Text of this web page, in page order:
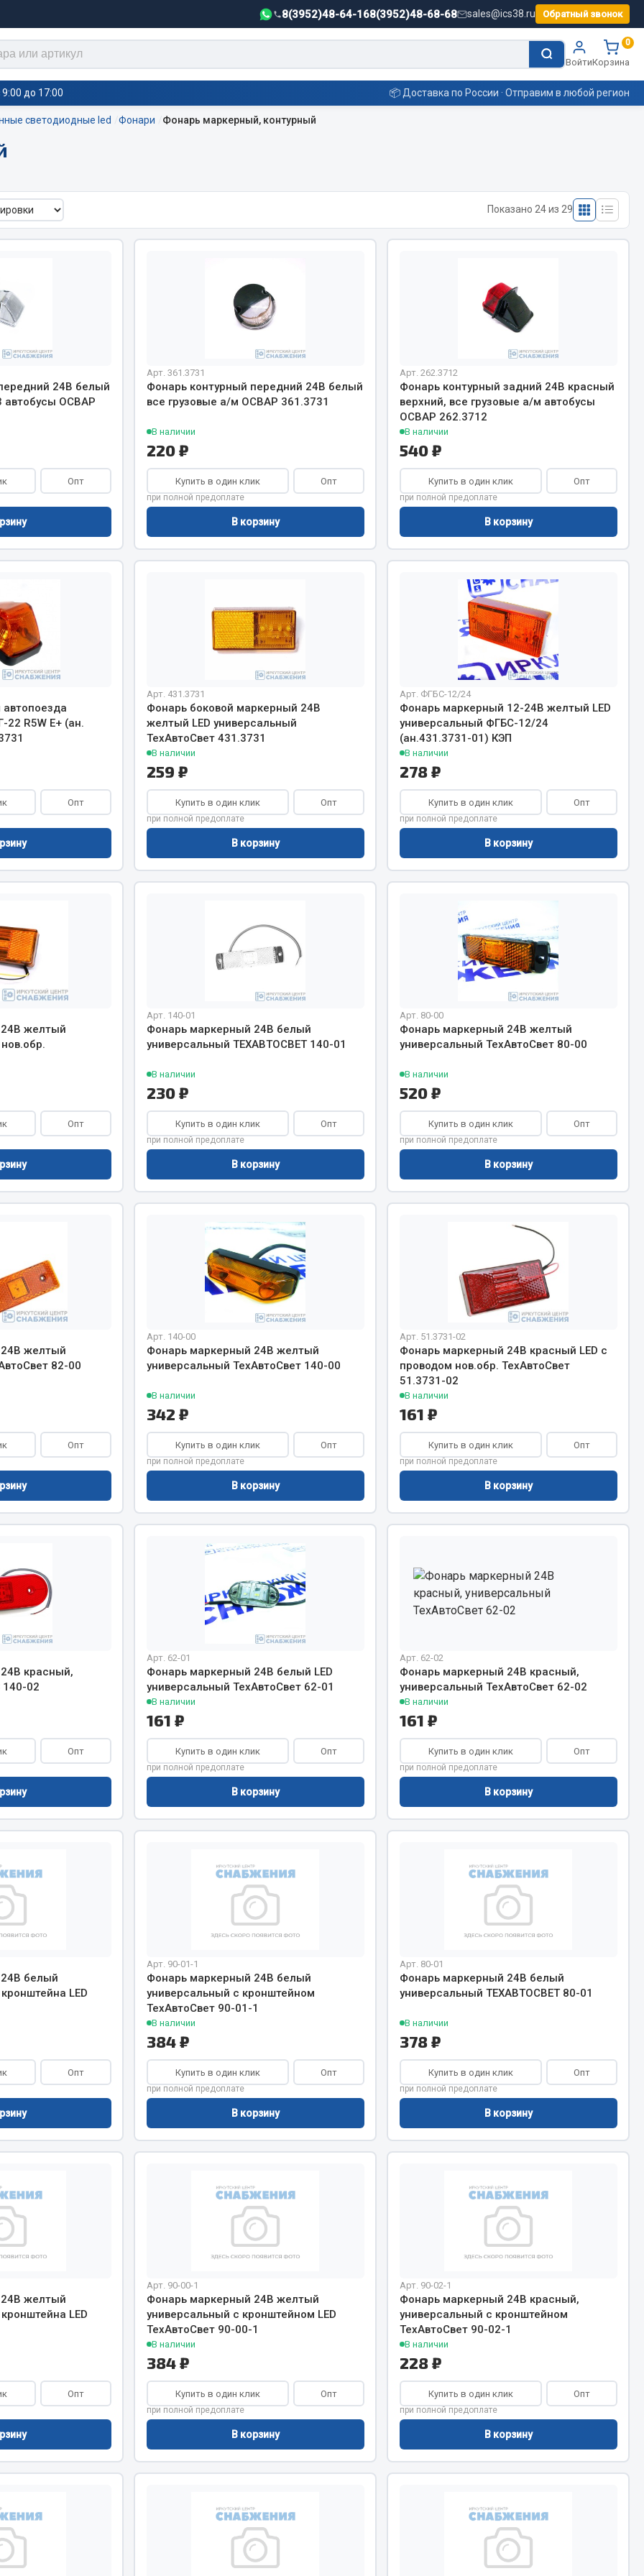
8(3952)48-64-168(3952)48-68-68 sales@ics38.ru Обратный звонок
Войти
0
Корзина
салона,
воздушные отопители
подогреватели
Вентиляторы кабины
Весь раздел
Масла
Охладжающие жидкости
Весь раздел
гайки
Измерительный инструмент
Крепежный инструмент
Режущий инструмент
Силовое оборудование
Показать ещё
Весь раздел
Цепи подъёмные
Весь раздел
предохранителей
кнопочные
массы
Показать ещё
Амортизаторы для полуприцепов
Запчасти КамАЗ
Система питания
Система выпуска газа
Система охлаждения
Коробка передач
Показать ещё
Весь раздел
Урал
газа
Запчасти ЯМЗ
Система питания
Система выпуска газа
Коробка передач
Рулевое управление
Тормозная система
Показать ещё
Запчасти HOWO
Тормозная система
Двигатель
Подвеска
Система выпуска газа
Система охлаждения
Сцепление
Показать ещё
Фильтры
Mann-filter
Дифа
Цитрон
Маски, краги сварщика
Сварочное оборудование
Сварочные материалы
Стяжки, тросы, канаты
Стропы
Стяжки
Весь раздел
Автохимия
3 ton
Agat auto
Aвтосил
Показать ещё
Весь раздел
для шиномонтажа
и оборудование для
для ремонта шин и камер
Садовый инвентарь
Весь раздел
Аккумуляторы
ЯМАЛ
Solite
Показать ещё
Весь раздел
до 17:00 📦 Доставка по России · Отправим в любой регион
светодиодные led Фонари Фонарь маркерный, контурный
Показано 24 из 29
24В белый
автобусы ОСВАР
Опт
Арт. 361.3731
Фонарь контурный передний 24В белый
все грузовые а/м ОСВАР 361.3731
В наличии
220 ₽
Купить в один клик Опт
при полной предоплате
В корзину
Арт. 262.3712
Фонарь контурный задний 24В красный
верхний, все грузовые а/м автобусы
ОСВАР 262.3712
В наличии
540 ₽
Купить в один клик Опт
при полной предоплате
В корзину
22 R5W Е+ (ан.
Опт
Арт. 431.3731
Фонарь боковой маркерный 24В
желтый LED универсальный
ТехАвтоСвет 431.3731
В наличии
259 ₽
Купить в один клик Опт
при полной предоплате
В корзину
Арт. ФГБС-12/24
Фонарь маркерный 12-24В желтый LED
универсальный ФГБС-12/24
(ан.431.3731-01) КЭП
В наличии
278 ₽
Купить в один клик Опт
при полной предоплате
В корзину
желтый
Опт
Арт. 140-01
Фонарь маркерный 24В белый
универсальный ТЕХАВТОСВЕТ 140-01
В наличии
230 ₽
Купить в один клик Опт
при полной предоплате
В корзину
Арт. 80-00
Фонарь маркерный 24В желтый
универсальный ТехАвтоСвет 80-00
В наличии
520 ₽
Купить в один клик Опт
при полной предоплате
В корзину
желтый
82-00
Опт
Арт. 140-00
Фонарь маркерный 24В желтый
универсальный ТехАвтоСвет 140-00
В наличии
342 ₽
Купить в один клик Опт
при полной предоплате
В корзину
Арт. 51.3731-02
Фонарь маркерный 24В красный LED с
проводом нов.обр. ТехАвтоСвет
51.3731-02
В наличии
161 ₽
Купить в один клик Опт
при полной предоплате
В корзину
красный,
140-02
Опт
Арт. 62-01
Фонарь маркерный 24В белый LED
универсальный ТехАвтоСвет 62-01
В наличии
161 ₽
Купить в один клик Опт
при полной предоплате
В корзину
Арт. 62-02
Фонарь маркерный 24В красный,
универсальный ТехАвтоСвет 62-02
В наличии
161 ₽
Купить в один клик Опт
при полной предоплате
В корзину
белый
LED
Опт
Арт. 90-01-1
Фонарь маркерный 24В белый
универсальный с кронштейном
ТехАвтоСвет 90-01-1
В наличии
384 ₽
Купить в один клик Опт
при полной предоплате
В корзину
Арт. 80-01
Фонарь маркерный 24В белый
универсальный ТЕХАВТОСВЕТ 80-01
В наличии
378 ₽
Купить в один клик Опт
при полной предоплате
В корзину
желтый
LED
Опт
Арт. 90-00-1
Фонарь маркерный 24В желтый
универсальный с кронштейном LED
ТехАвтоСвет 90-00-1
В наличии
384 ₽
Купить в один клик Опт
при полной предоплате
В корзину
Арт. 90-02-1
Фонарь маркерный 24В красный,
универсальный с кронштейном
ТехАвтоСвет 90-02-1
В наличии
228 ₽
Купить в один клик Опт
при полной предоплате
В корзину